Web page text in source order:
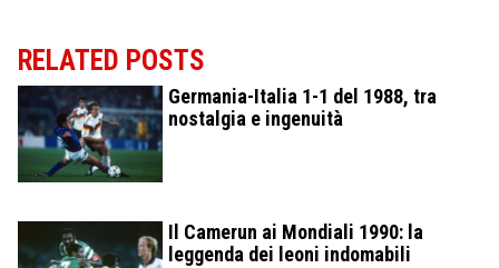
RELATED POSTS
Germania-Italia 1-1 del 1988, tra
nostalgia e ingenuità
Il Camerun ai Mondiali 1990: la
leggenda dei leoni indomabili